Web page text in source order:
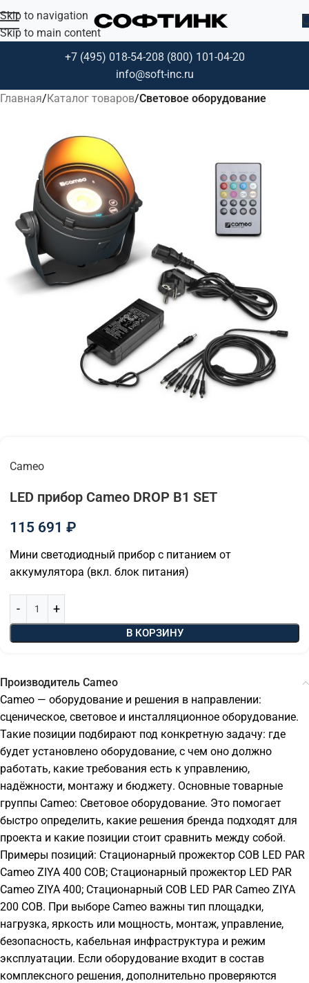
Skip to navigation
Skip to main content
+7 (495) 018-54-208 (800) 101-04-20
info@soft-inc.ru
Главная Каталог товаров Световое оборудование
Cameo
LED прибор Cameo DROP B1 SET
115 691 ₽
Мини светодиодный прибор с питанием от
аккумулятора (вкл. блок питания)
В КОРЗИНУ
Производитель Cameo
Cameo — оборудование и решения в направлении:
сценическое, световое и инсталляционное оборудование.
Такие позиции подбирают под конкретную задачу: где
будет установлено оборудование, с чем оно должно
работать, какие требования есть к управлению,
надёжности, монтажу и бюджету. Основные товарные
группы Cameo: Световое оборудование. Это помогает
быстро определить, какие решения бренда подходят для
проекта и какие позиции стоит сравнить между собой.
Примеры позиций: Стационарный прожектор COB LED PAR
Cameo ZIYA 400 COB; Стационарный прожектор LED PAR
Cameo ZIYA 400; Стационарный COB LED PAR Cameo ZIYA
200 COB. При выборе Cameo важны тип площадки,
нагрузка, яркость или мощность, монтаж, управление,
безопасность, кабельная инфраструктура и режим
эксплуатации. Если оборудование входит в состав
комплексного решения, дополнительно проверяются